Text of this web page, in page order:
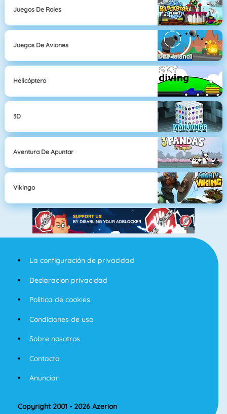
Juegos De Roles
Juegos De Aviones
Helicóptero
3D
Aventura De Apuntar
Vikingo
La configuración de privacidad
Declaracion privacidad
Politica de cookies
Condiciones de uso
Sobre nosotros
Contacto
Anunciar
Copyright 2001 - 2026 Azerion